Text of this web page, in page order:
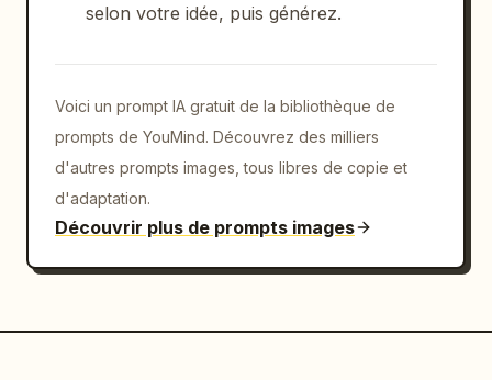
selon votre idée, puis générez.
Voici un prompt IA gratuit de la bibliothèque de
prompts de YouMind. Découvrez des milliers
d'autres prompts images, tous libres de copie et
d'adaptation.
Découvrir plus de prompts images